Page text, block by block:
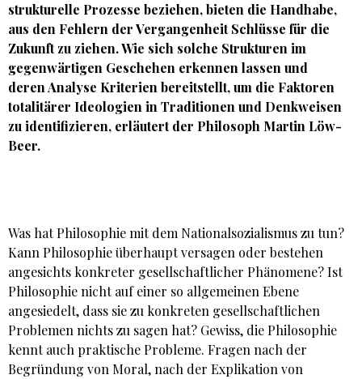
strukturelle Prozesse beziehen, bieten die Handhabe,
aus den Fehlern der Vergangenheit Schlüsse für die
Zukunft zu ziehen. Wie sich solche Strukturen im
gegenwärtigen Geschehen erkennen lassen und
deren Analyse Kriterien bereitstellt, um die Faktoren
totalitärer Ideologien in Traditionen und Denkweisen
zu identifizieren, erläutert der Philosoph Martin Löw-
Beer.
Was hat Philosophie mit dem Nationalsozialismus zu tun?
Kann Philosophie überhaupt versagen oder bestehen
angesichts konkreter gesellschaftlicher Phänomene? Ist
Philosophie nicht auf einer so allgemeinen Ebene
angesiedelt, dass sie zu konkreten gesellschaftlichen
Problemen nichts zu sagen hat? Gewiss, die Philosophie
kennt auch praktische Probleme. Fragen nach der
Begründung von Moral, nach der Explikation von